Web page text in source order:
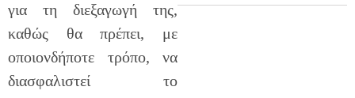
για τη διεξαγωγή της,
καθώς θα πρέπει, με
οποιονδήποτε τρόπο, να
διασφαλιστεί το